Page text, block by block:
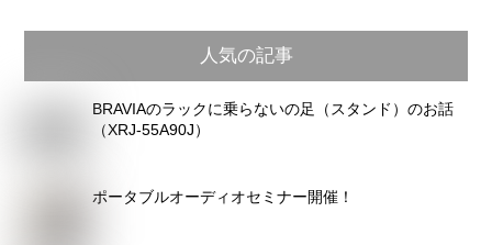
ア
カ
人気の記事
BRAVIAのラックに乗らないの足（スタンド）のお話
（XRJ-55A90J）
ポータブルオーディオセミナー開催！